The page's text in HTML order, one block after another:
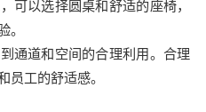
可以选择圆桌和舒适的座椅，
。
通道和空间的合理利用。合理
员工的舒适感。